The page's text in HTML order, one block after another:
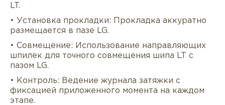
LT.
• Установка прокладки: Прокладка аккуратно
размещается в пазе LG.
• Совмещение: Использование направляющих
шпилек для точного совмещения шипа LT с
пазом LG.
• Контроль: Ведение журнала затяжки с
фиксацией приложенного момента на каждом
этапе.